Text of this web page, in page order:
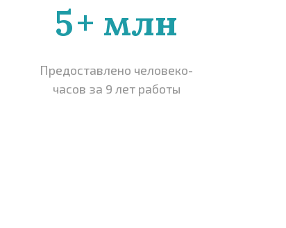
5+ млн
Предоставлено человеко-
часов за 9 лет работы